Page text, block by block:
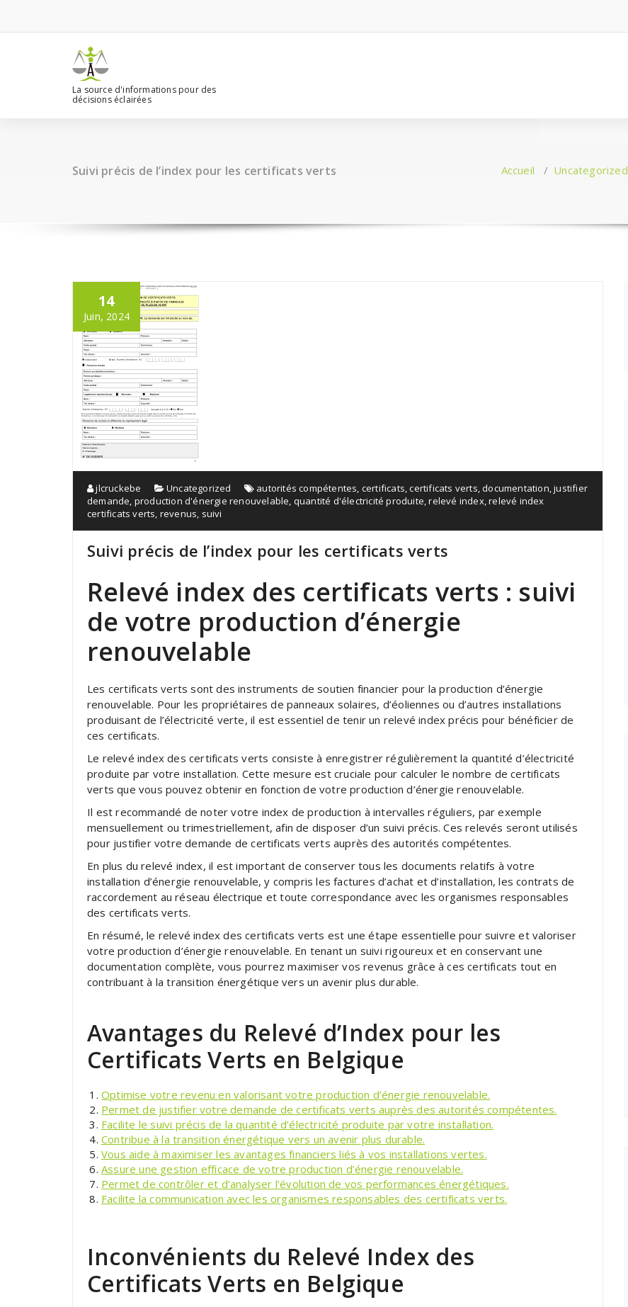
contenu
La source d'informations pour des
décisions éclairées
Suivi précis de l’index pour les certificats verts Accueil / Uncategorized
14
Juin, 2024
jlcruckebe Uncategorized autorités compétentes, certificats,certificats verts,documentation,justifier
demande, production d'énergie renouvelable, quantité d'électricité produite,relevé index,relevé index
certificats verts, revenus, suivi
Suivi précis de l’index pour les certificats verts
Relevé index des certificats verts : suivi
de votre production d’énergie
renouvelable
Les certificats verts sont des instruments de soutien financier pour la production d’énergie
renouvelable. Pour les propriétaires de panneaux solaires, d’éoliennes ou d’autres installations
produisant de l’électricité verte, il est essentiel de tenir un relevé index précis pour bénéficier de
ces certificats.
Le relevé index des certificats verts consiste à enregistrer régulièrement la quantité d’électricité
produite par votre installation. Cette mesure est cruciale pour calculer le nombre de certificats
verts que vous pouvez obtenir en fonction de votre production d’énergie renouvelable.
Il est recommandé de noter votre index de production à intervalles réguliers, par exemple
mensuellement ou trimestriellement, afin de disposer d’un suivi précis. Ces relevés seront utilisés
pour justifier votre demande de certificats verts auprès des autorités compétentes.
En plus du relevé index, il est important de conserver tous les documents relatifs à votre
installation d’énergie renouvelable, y compris les factures d’achat et d’installation, les contrats de
raccordement au réseau électrique et toute correspondance avec les organismes responsables
des certificats verts.
En résumé, le relevé index des certificats verts est une étape essentielle pour suivre et valoriser
votre production d’énergie renouvelable. En tenant un suivi rigoureux et en conservant une
documentation complète, vous pourrez maximiser vos revenus grâce à ces certificats tout en
contribuant à la transition énergétique vers un avenir plus durable.
Avantages du Relevé d’Index pour les
Certificats Verts en Belgique
Optimise votre revenu en valorisant votre production d’énergie renouvelable.
Permet de justifier votre demande de certificats verts auprès des autorités compétentes.
Facilite le suivi précis de la quantité d’électricité produite par votre installation.
Contribue à la transition énergétique vers un avenir plus durable.
Vous aide à maximiser les avantages financiers liés à vos installations vertes.
Assure une gestion efficace de votre production d’énergie renouvelable.
Permet de contrôler et d’analyser l’évolution de vos performances énergétiques.
Facilite la communication avec les organismes responsables des certificats verts.
Inconvénients du Relevé Index des
Certificats Verts en Belgique